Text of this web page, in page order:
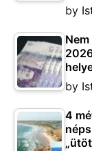
by
by
4